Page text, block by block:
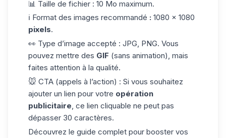
📊 Taille de fichier : 10 Mo maximum.
ℹ Format des images recommandé : 1080 x 1080
pixels.
👀 Type d’image accepté : JPG, PNG. Vous
pouvez mettre des GIF (sans animation), mais
faites attention à la qualité.
🐭 CTA (appels à l’action) : Si vous souhaitez
ajouter un lien pour votre opération
publicitaire , ce lien cliquable ne peut pas
dépasser 30 caractères.
Découvrez le guide complet pour booster vos